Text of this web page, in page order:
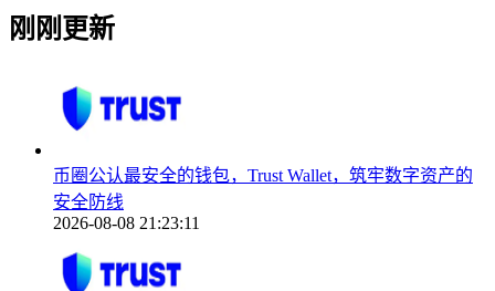
刚刚更新
币圈公认最安全的钱包，Trust Wallet，筑牢数字资产的
安全防线
2026-08-08 21:23:11